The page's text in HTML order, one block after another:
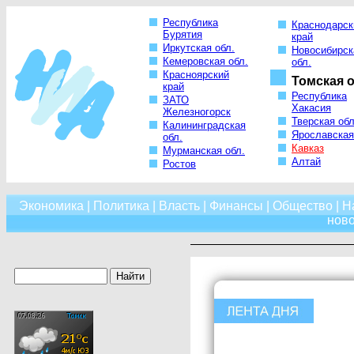
Республика
Бурятия
Иркутская обл.
Кемеровская обл.
Красноярский
край
ЗАТО
Железногорск
Калининградская
обл.
Мурманская обл.
Ростов
край
обл.
Томская
Республика
Хакасия
Тверская
Кавказ
Алтай
Экономика Политика Власть| Финансы Общество